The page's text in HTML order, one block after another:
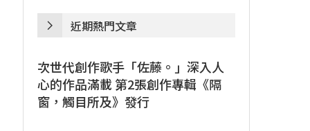
近期熱門文章
次世代創作歌手「佐藤。」深入人
心的作品滿載 第2張創作專輯《隔
窗，觸目所及》發行